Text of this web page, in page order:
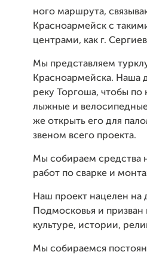
ного маршрута,
Красноармейск с
центрами, как г.
Мы представляем
Красноармейска. Наша
реку Торгоша, чтобы
лыжные и
же открыть его для
звеном всего проекта.
Мы собираем средства
работ по сварке и
Наш проект нацелен на
Подмосковья и
культуре, истории,
Мы собираемся